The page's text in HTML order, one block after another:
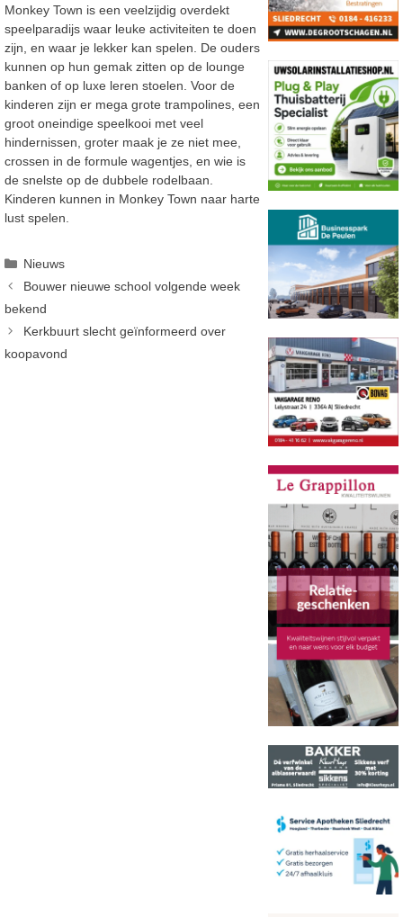
Monkey Town is een veelzijdig overdekt
speelparadijs waar leuke activiteiten te doen
zijn, en waar je lekker kan spelen. De ouders
kunnen op hun gemak zitten op de lounge
banken of op luxe leren stoelen. Voor de
kinderen zijn er mega grote trampolines, een
groot oneindige speelkooi met veel
hindernissen, groter maak je ze niet mee,
crossen in de formule wagentjes, en wie is
de snelste op de dubbele rodelbaan.
Kinderen kunnen in Monkey Town naar harte
lust spelen.
Categorieën
Nieuws
Bouwer nieuwe school volgende week
bekend
Kerkbuurt slecht geïnformeerd over
koopavond